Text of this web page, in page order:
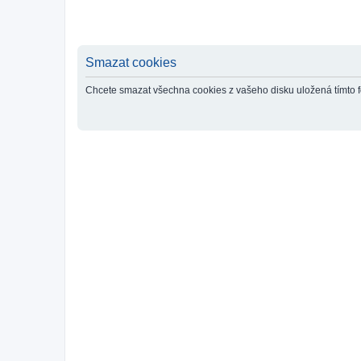
Smazat cookies
Chcete smazat všechna cookies z vašeho disku uložená tímto